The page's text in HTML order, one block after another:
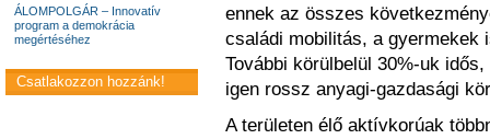
ennek az összes
családi mobilitás, a gyermekek
További körülbelül 30%-uk
igen rossz anyagi-gazdasági
A területen élő aktívkorúak
ÁLOMPOLGÁR – Innovatív
program a demokrácia
megértéséhez
Csatlakozzon hozzánk!